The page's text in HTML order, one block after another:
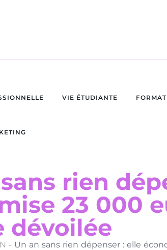
VIE ÉTUDIANTE
rien
23 000
dévoilée
- Un an sans rien dépenser : elle